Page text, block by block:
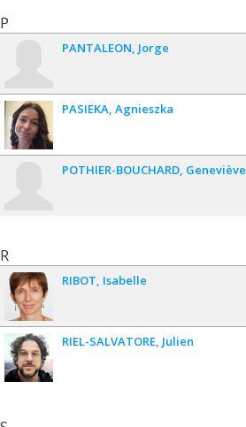
P
PANTALEON Jorge
PASIEKA Agnieszka
POTHIER-BOUCHARD Geneviève
R
RIBOT Isabelle
RIEL-SALVATORE Julien